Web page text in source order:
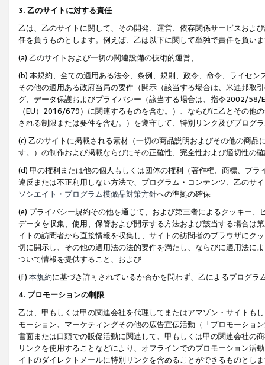
3. 乙のサイトに対する責任
乙は、乙のサイトに関して、その開発、運営、依存関係サービスおよ
任を負うものとします。例えば、乙は以下に関して単独で責任を負い
(a) 乙のサイトおよび一切の関連設備の技術的運営、
(b) 本規約、全ての適用ある法令、条例、規則、政令、命令、ライセ
その他の適用ある政府当局の要件（開示（該当する場合は、米連邦取
グ、データ保護およびプライバシー（該当する場合は、指令2002/58/
（EU）2016/679）に関連するものを含む。）、ならびに乙とその他
される制限または要件を含む。）を遵守して、特別リンク及びプログ
(c) 乙のサイトに掲載される素材（一切の商品説明およびその他の商
す。）の制作および掲載ならびにその正確性、完全性および適切性の
(d) 甲の権利または他の個人もしくは団体の権利（著作権、商標、プ
違反または不正利用しない方法で、プログラム・コンテンツ、乙のサ
ソシエイト・プログラム模倣品対策方針への準拠の確保
(e) プライバシー規約その他を通じて、および第三者によるクッキー
データを収集、使用、保管および開示する方法および該当する場合は
イトの訪問者から直接情報を収集し、サイトの訪問者のブラウザにク
切に開示し、その他の適用法の法的要件を満たし、ならびに適用法に
ついて情報を提供すること、および
(f) 本規約に基づき許可されているか否かを問わず、乙によるプログ
4. プロモーションの制限
乙は、甲もしくは甲の関連会社を代理してまたはアマゾン・サイトも
モーション、マーケティングその他の広告宣伝活動（「プロモーショ
書面または口頭での販促活動に関連して、甲もしくは甲の関連会社の
リンクを使用することなどにより、オフラインでのプロモーション活
イトのダイレクトメールに特別リンクを含めることができるものとし